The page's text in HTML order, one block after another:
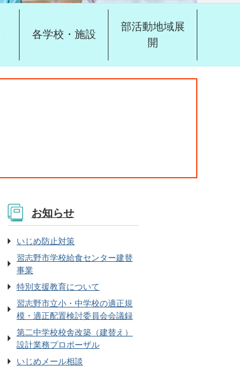
各学校・施設
部活動地域展
開
お知らせ
いじめ防止対策
習志野市学校給食センター建替
事業
特別支援教育について
習志野市立小・中学校の適正規
模・適正配置検討委員会会議録
第二中学校校舎改築（建替え）
設計業務プロポーザル
いじめメール相談